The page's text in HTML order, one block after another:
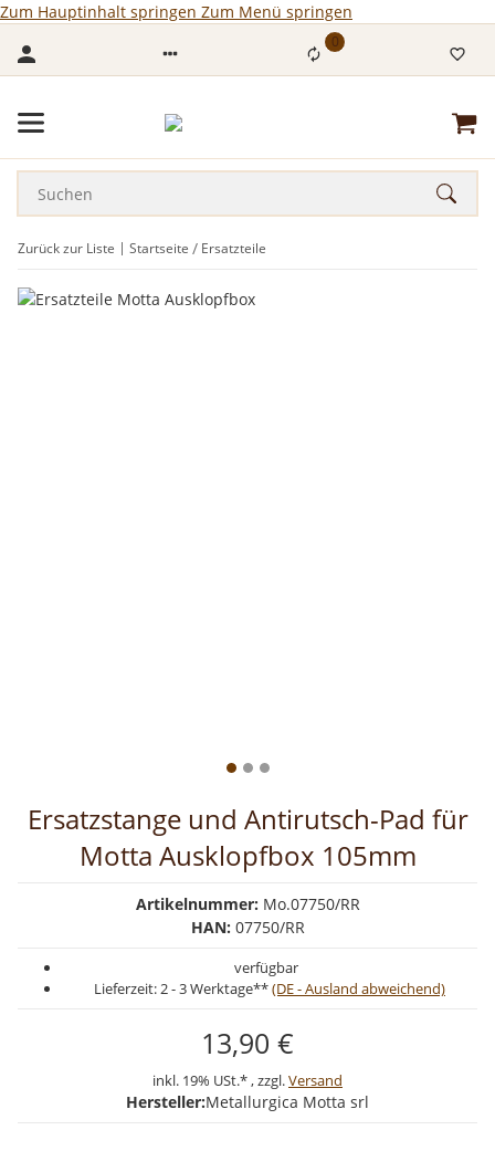
Zum Hauptinhalt springen Zum Menü springen
0
Zurück zur Liste Startseite Ersatzteile
Ersatzstange und Antirutsch-Pad für
Motta Ausklopfbox 105mm
Artikelnummer: Mo.07750/RR
HAN: 07750/RR
verfügbar
Lieferzeit:2 - 3 Werktage**(DE - Ausland abweichend)
13,90 €
inkl. 19% USt.* , zzgl.Versand
Hersteller:Metallurgica Motta srl